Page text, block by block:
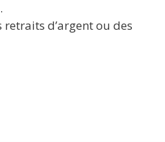
d’argent ou des